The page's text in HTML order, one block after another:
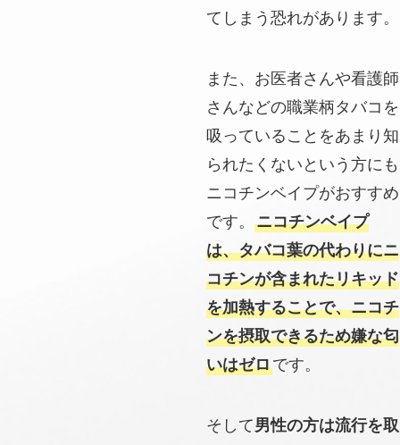
てしまう恐れがあります。
また、お医者さんや看護師
さんなどの職業柄タバコを
吸っていることをあまり知
られたくないという方にも
ニコチンベイプがおすすめ
です。ニコチンベイプ
は、タバコ葉の代わりにニ
コチンが含まれたリキッド
を加熱することで、ニコチ
ンを摂取できるため嫌な匂
いはゼロです。
そして男性の方は流行を取